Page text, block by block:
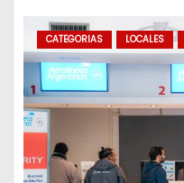
CATEGORIAS LOCALES